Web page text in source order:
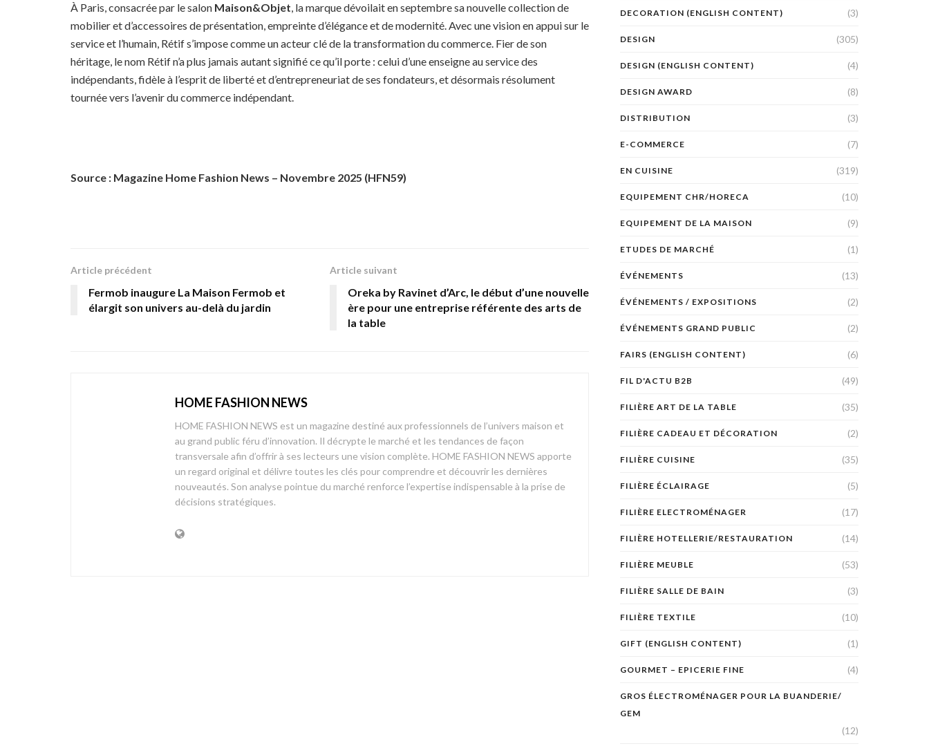
À Paris, consacrée par le salon Maison&Objet, la marque dévoilait en septembre sa nouvelle collection de
mobilier et d’accessoires de présentation, empreinte d’élégance et de modernité. Avec une vision en appui sur le
service et l’humain, Rétif s’impose comme un acteur clé de la transformation du commerce. Fier de son
héritage, le nom Rétif n’a plus jamais autant signifié ce qu’il porte : celui d’une enseigne au service des
indépendants, fidèle à l’esprit de liberté et d’entrepreneuriat de ses fondateurs, et désormais résolument
tournée vers l’avenir du commerce indépendant.
Source : Magazine Home Fashion News – Novembre 2025 (HFN59)
Article précédent
Fermob inaugure La Maison Fermob et
élargit son univers au-delà du jardin
Article suivant
Oreka by Ravinet d’Arc, le début d’une nouvelle
ère pour une entreprise référente des arts de
la table
HOME FASHION NEWS
HOME FASHION NEWS est un magazine destiné aux professionnels de l’univers maison et
au grand public féru d’innovation. Il décrypte le marché et les tendances de façon
transversale afin d’offrir à ses lecteurs une vision complète. HOME FASHION NEWS apporte
un regard original et délivre toutes les clés pour comprendre et découvrir les dernières
nouveautés. Son analyse pointue du marché renforce l’expertise indispensable à la prise de
décisions stratégiques.
DECORATION (ENGLISH CONTENT) (3)
DESIGN (305)
DESIGN (ENGLISH CONTENT) (4)
DESIGN AWARD (8)
DISTRIBUTION (3)
E-COMMERCE (7)
EN CUISINE (319)
EQUIPEMENT CHR/HORECA (10)
EQUIPEMENT DE LA MAISON (9)
ETUDES DE MARCHÉ (1)
ÉVÉNEMENTS (13)
ÉVÉNEMENTS / EXPOSITIONS (2)
ÉVÉNEMENTS GRAND PUBLIC (2)
FAIRS (ENGLISH CONTENT) (6)
FIL D'ACTU B2B (49)
FILIÈRE ART DE LA TABLE (35)
FILIÈRE CADEAU ET DÉCORATION (2)
FILIÈRE CUISINE (35)
FILIÈRE ÉCLAIRAGE (5)
FILIÈRE ELECTROMÉNAGER (17)
FILIÈRE HOTELLERIE/RESTAURATION (14)
FILIÈRE MEUBLE (53)
FILIÈRE SALLE DE BAIN (3)
FILIÈRE TEXTILE (10)
GIFT (ENGLISH CONTENT) (1)
GOURMET – EPICERIE FINE (4)
GROS ÉLECTROMÉNAGER POUR LA BUANDERIE/
GEM
(12)